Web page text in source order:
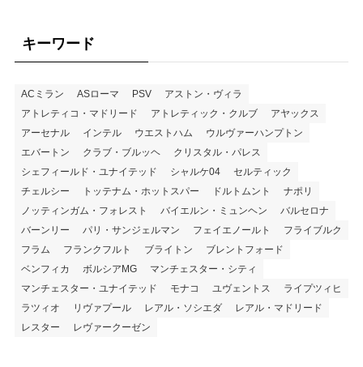
キーワード
ACミラン ASローマ PSV
アストン・ヴィラ
アトレティコ・マドリード
アトレティック・クルブ
アヤックス
アーセナル
インテル ウエストハム
ウルヴァーハンプトン
エバートン
クラブ・ブルッヘ
クリスタル・パレス
シェフィールド・ユナイテッド
シャルケ04
セルティック
チェルシー
トッテナム・ホットスパー ドルトムント
ナポリ
ノッティンガム・フォレスト
バイエルン・ミュンヘン
バルセロナ
バーンリー
パリ・サンジェルマン フェイエノールト
フライブルク
フラム
フランクフルト ブライトン
ブレントフォード
ベンフィカ
ボルシアMG
マンチェスター・シティ
マンチェスター・ユナイテッド
モナコ ユヴェントス
ライプツィヒ
ラツィオ
リヴァプール レアル・ソシエダ
レアル・マドリード
レスター
レヴァークーゼン